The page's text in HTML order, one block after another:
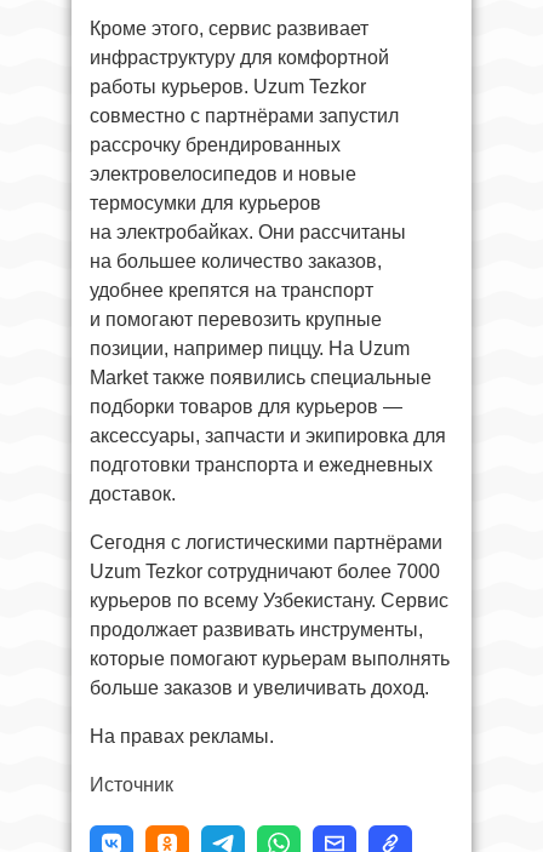
Кроме этого, сервис развивает
инфраструктуру для комфортной
работы курьеров. Uzum Tezkor
совместно с партнёрами запустил
рассрочку брендированных
электровелосипедов и новые
термосумки для курьеров
на электробайках. Они рассчитаны
на большее количество заказов,
удобнее крепятся на транспорт
и помогают перевозить крупные
позиции, например пиццу. На Uzum
Market также появились специальные
подборки товаров для курьеров —
аксессуары, запчасти и экипировка для
подготовки транспорта и ежедневных
доставок.
Сегодня с логистическими партнёрами
Uzum Tezkor сотрудничают более 7000
курьеров по всему Узбекистану. Сервис
продолжает развивать инструменты,
которые помогают курьерам выполнять
больше заказов и увеличивать доход.
На правах рекламы.
Источник